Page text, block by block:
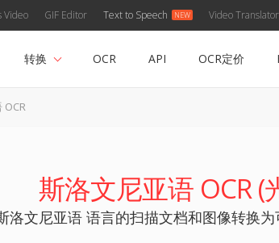
Video GIF Editor Text to Speech Video Translator
转换 OCR API OCR定价
OCR
斯洛文尼亚语 OCR
洛文尼亚语 语言的扫描文档和图像转换